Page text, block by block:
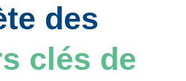
des
clés de